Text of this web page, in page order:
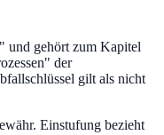
" und gehört zum Kapitel
" der
gilt als nicht
Einstufung bezieht